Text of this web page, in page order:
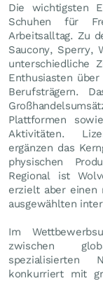
Die wichtigsten
Schuhen für
Arbeitsalltag. Zu
Saucony, Sperry,
unterschiedliche
Enthusiasten
Berufsträgern.
Plattformen
Aktivitäten.
ergänzen das
physischen
Regional ist
erzielt aber einen
ausgewählten
Im
zwischen
spezialisierten
konkurriert mit